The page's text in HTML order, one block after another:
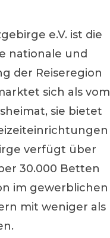
e.V. ist die
nationale und
der Reiseregion
sich als vom
sie bietet
verfügt über
30.000 Betten
im gewerblichen
mit weniger als